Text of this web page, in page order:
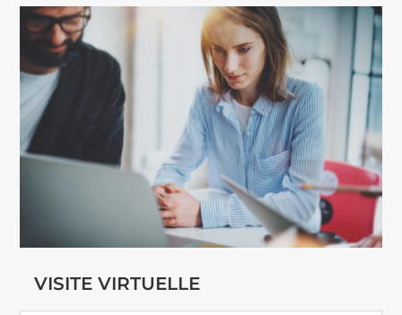
VISITE VIRTUELLE